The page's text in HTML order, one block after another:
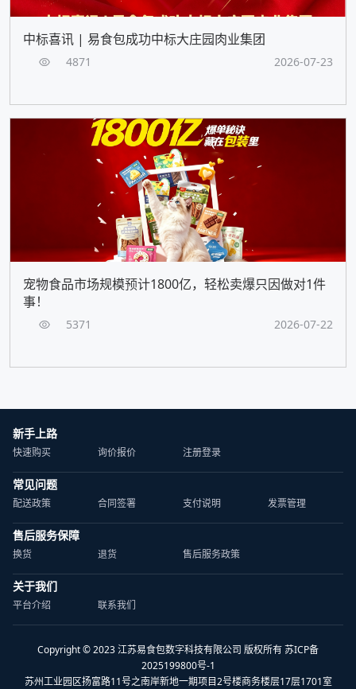
中标喜讯 | 易食包成功中标大庄园肉业集团
4871 2026-07-23
宠物食品市场规模预计1800亿，轻松卖爆只因做对1件
事！
5371 2026-07-22
新手上路
快速购买 询价报价 注册登录
常见问题
配送政策 合同签署 支付说明 发票管理
售后服务保障
换货 退货 售后服务政策
关于我们
平台介绍 联系我们
Copyright © 2023 江苏易食包数字科技有限公司 版权所有 苏ICP备
2025199800号-1
苏州工业园区扬富路11号之南岸新地一期项目2号楼商务楼层17层1701室